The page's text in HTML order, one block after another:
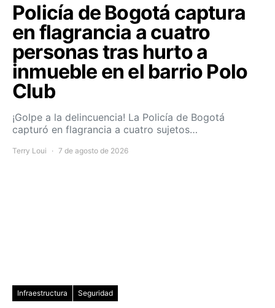
Policía de Bogotá captura
en flagrancia a cuatro
personas tras hurto a
inmueble en el barrio Polo
Club
¡Golpe a la delincuencia! La Policía de Bogotá
capturó en flagrancia a cuatro sujetos…
Terry Loui 7 de agosto de 2026
Infraestructura Seguridad